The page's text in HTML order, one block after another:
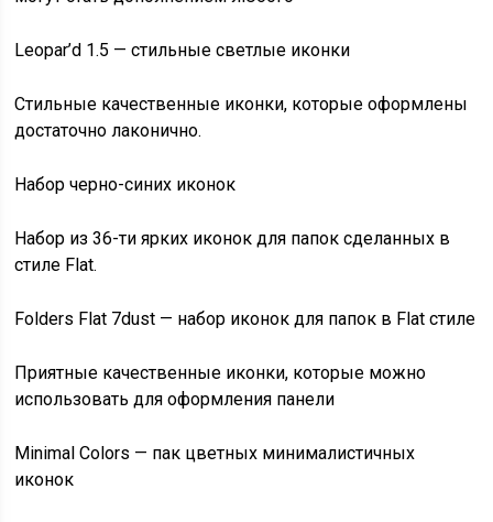
Leopar’d 1.5 — стильные светлые иконки
Стильные качественные иконки, которые оформлены
достаточно лаконично.
Набор черно-синих иконок
Набор из 36-ти ярких иконок для папок сделанных в
стиле Flat.
Folders Flat 7dust — набор иконок для папок в Flat стиле
Приятные качественные иконки, которые можно
использовать для оформления панели
Minimal Colors — пак цветных минималистичных
иконок